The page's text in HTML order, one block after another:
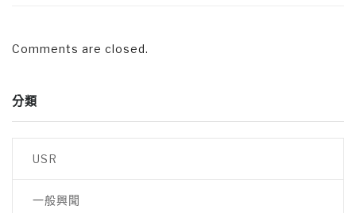
Comments are closed.
分類
USR
一般興聞